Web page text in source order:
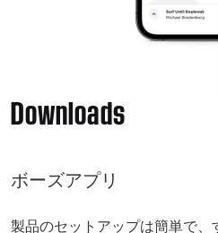
Downloads
ボーズアプリ
製品のセットアップは簡単で、